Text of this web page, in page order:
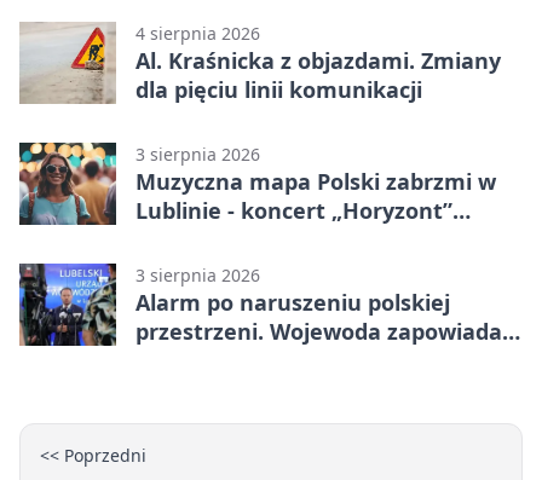
4 sierpnia 2026
Al. Kraśnicka z objazdami. Zmiany
dla pięciu linii komunikacji
3 sierpnia 2026
Muzyczna mapa Polski zabrzmi w
Lublinie - koncert „Horyzont”
3 sierpnia 2026
Alarm po naruszeniu polskiej
przestrzeni. Wojewoda zapowiada
<< Poprzedni